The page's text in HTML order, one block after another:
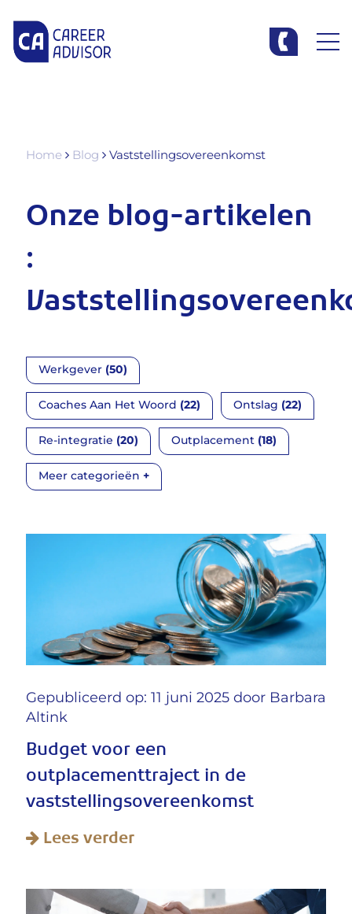
Home Blog Vaststellingsovereenkomst
Onze blog-artikelen
:
Werkgever (50)
Coaches Aan Het Woord (22) Ontslag (22)
Re-integratie (20) Outplacement (18)
Meer categorieën +
Gepubliceerd op: 11 juni 2025 door Barbara
Altink
Budget voor een
outplacementtraject in de
vaststellingsovereenkomst
Lees verder